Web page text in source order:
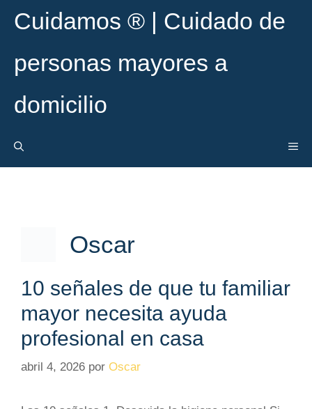
Cuidamos ® | Cuidado de
personas mayores a
domicilio
Oscar
10 señales de que tu familiar
mayor necesita ayuda
profesional en casa
abril 4, 2026 por Oscar